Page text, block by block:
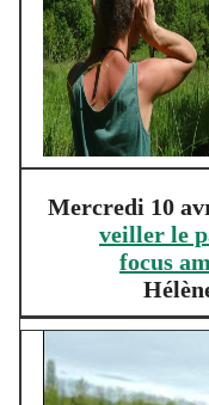
Mercredi 10
veiller le
focus